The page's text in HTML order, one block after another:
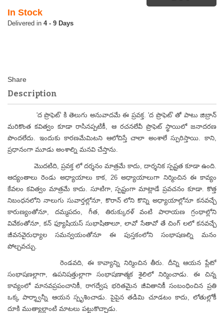
In Stock
4 - 9 Days
Description
'ద ప్రొఫెట్' కి తెలుగు అనువాదమే ఈ ప్రవక్త. 'ద ప్రొఫెట్' తో పాటు జిబ్రాన్
మరికొంత కవిత్వం కూడా రాసినప్పటికీ, ఆ రచనలేవీ ప్రొఫెట్ స్థాయిలో జనాదరణ
పొందలేదు. ఇందుకు కారణమేమిటని ఆలోచిస్తే చాలా అంశాలే స్పురిస్తాయి. కాని,
ప్రధానంగా మూడు అంశాల్ని మనవి చేస్తాను.
మొదటిది, ప్రవక్త లో దర్శనం మాత్రమే కాదు, దార్శనిక స్పష్టత కూడా ఉంది.
ఆద్యంతాలు రెండు అధ్యాయాలు కాక, 26 అధ్యాయాలుగా నిర్మించిన ఈ కావ్యం
కేవలం కవిత్వం మాత్రమే కాదు. సూటిగా, స్పష్టంగా మాట్లాడే ప్రవచనం కూడా. కొత్త
నిబంధనలోని నాలుగు సువార్తల్లోనూ, కొరాన్ లోని కొన్ని అధ్యాయాల్లోనూ కనవచ్చే
కారుణ్యంతోనూ, దమ్మపదం, గీత, తిరుక్కురళ్ వంటి పారాయణ గ్రంథాల్లోని
వివేకంతోనూ, కన్ ఫ్యూషియస్ సుభాషితాలూ, లావో సేతావో తే చింగ్ లలో కనవచ్చే
జీవనవైరుధ్యాల సమన్వయంతోనూ ఈ పుస్తకంలోని సంభాషణల్ని మనం
పోల్చవచ్చు.
రెండవది, ఈ కావ్యాన్ని నిర్మించిన తీరు. దీన్ని ఆయన ప్లేటో
సంభాషణల్లాగా, ఉపనిషత్తుల్లాగా సంభాషణాత్మక శైలిలో నిర్మించాడు. ఈ చిన్న
కావ్యంలో మానవప్రపంచానికీ, రాగద్వేష భరితమైన జీవితానికీ సంబంధించిన ప్రతి
ఒక్క పార్శ్వాన్నీ ఆయన స్పృశించాడు. పైపైన తడిమి చూడటం కాదు, లోతుల్లోకీ
దూకి ముత్యాల్లాంటి మాటలు పట్టుకొచ్చాడు.